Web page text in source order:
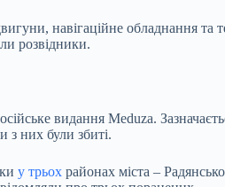
навігаційне обладнання
розвідники.
видання Meduza.
з них були збиті.
у трьох районах міста –